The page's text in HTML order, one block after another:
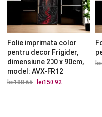
Folie imprimata color
pentru decor Frigider,
dimensiune 200 x 90cm,
model: AVX-FR12
lei188.65
Prețul
lei150.92
lei